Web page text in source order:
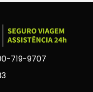
719-9707